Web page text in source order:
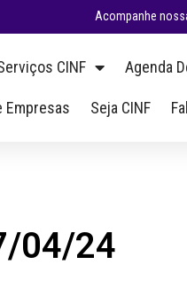
Acompanhe
CINF Agenda
Empresas Seja CINF
04/24